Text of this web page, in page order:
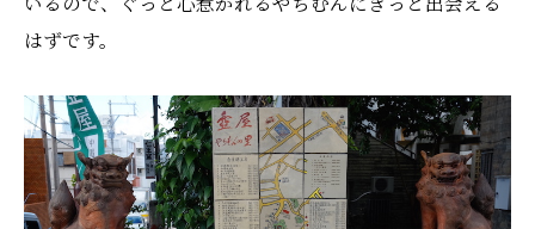
はずです。